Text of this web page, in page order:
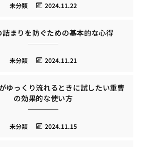
2024.11.22
未分類
詰まりを防ぐための基本的な心得
2024.11.21
未分類
ゆっくり流れるときに試したい重曹
の効果的な使い方
2024.11.15
未分類